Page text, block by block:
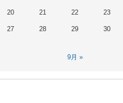
20 21 22 23
27 28 29 30
9月 »